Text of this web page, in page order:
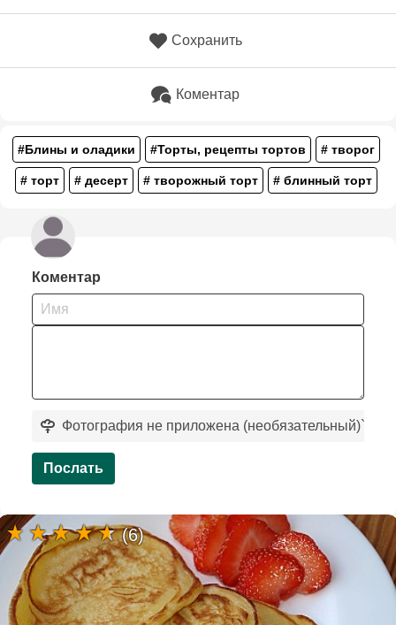
Сохранить
Коментар
#Блины и оладики #Торты, рецепты тортов # творог
# торт # десерт # творожный торт # блинный торт
Коментар
Фотография не приложена (необязательный)`
Послать
(6)